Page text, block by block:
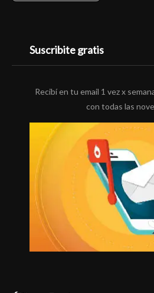
Suscribite gratis
Recibí en tu email 1 vez x
con todas las